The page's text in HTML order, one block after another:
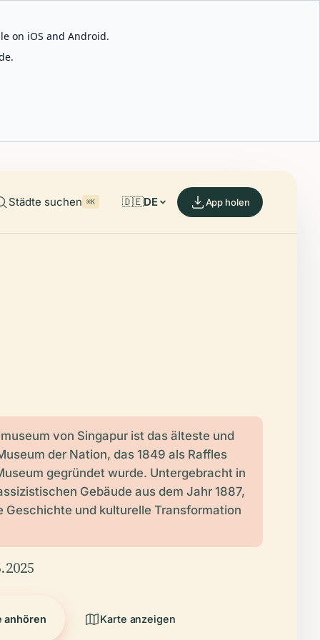
on iOS and Android.
Städte suchen ⌘K 🇩🇪DE App holen
von Singapur ist das älteste und
der Nation, das 1849 als Raffles
gegründet wurde. Untergebracht in
Gebäude aus dem Jahr 1887,
Geschichte und kulturelle Transformation
anhören Karte anzeigen